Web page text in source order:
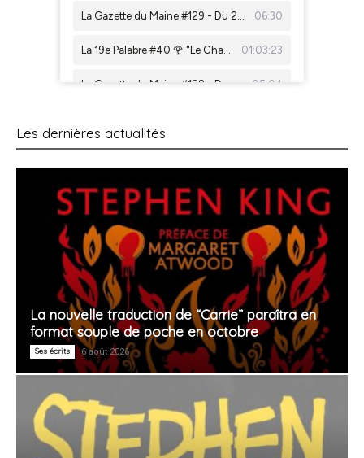
Les dernières actualités
La nouvelle traduction de “Carrie” paraîtra en
format souple de poche en octobre
Ses écrits 6 août 2026